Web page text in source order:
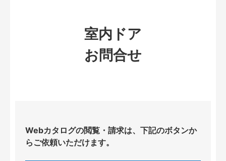
室内ドア
お問合せ
Webカタログの閲覧・請求は、下記のボタンか
らご依頼いただけます。